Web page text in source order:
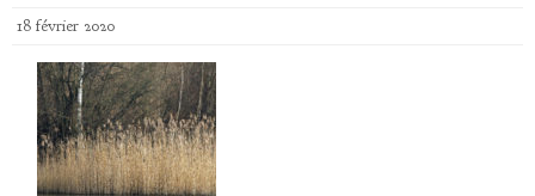
18 février 2020